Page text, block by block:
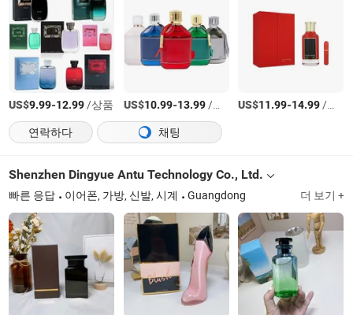
US$9.99-12.99/상품 US$10.99-13.99/상품 US$11.99-14.99/상품
연락하다
채팅
Shenzhen Dingyue Antu Technology Co., Ltd.
빠른 응답 이어폰, 가방, 신발, 시계 Guangdong 더 보기 +